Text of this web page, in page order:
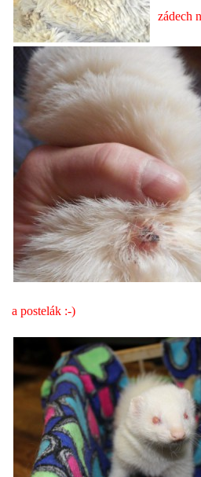
PÉČE O FRETKU
CHCI SI POŘÍDIT FRETKU
VÝCHOVA FRETKY
NEMOCI FRETEK
JAK FRETKA BYDLÍ
CESTOVÁNÍ S FRETKOU
JEDNA ČÍ VÍCE FRETEK?
KASTRACE
STRAVA
PODPORA
zádech
a postelák :-)